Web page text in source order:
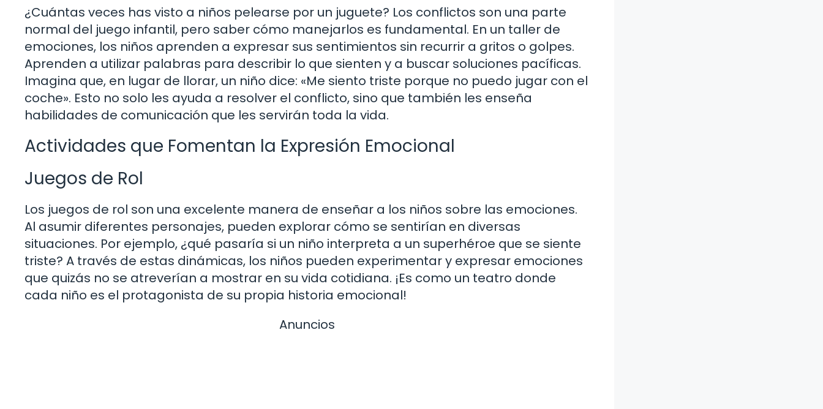
¿Cuántas veces has visto a niños pelearse por un juguete? Los conflictos son una parte
normal del juego infantil, pero saber cómo manejarlos es fundamental. En un taller de
emociones, los niños aprenden a expresar sus sentimientos sin recurrir a gritos o golpes.
Aprenden a utilizar palabras para describir lo que sienten y a buscar soluciones pacíficas.
Imagina que, en lugar de llorar, un niño dice: «Me siento triste porque no puedo jugar con el
coche». Esto no solo les ayuda a resolver el conflicto, sino que también les enseña
habilidades de comunicación que les servirán toda la vida.
Actividades que Fomentan la Expresión Emocional
Juegos de Rol
Los juegos de rol son una excelente manera de enseñar a los niños sobre las emociones.
Al asumir diferentes personajes, pueden explorar cómo se sentirían en diversas
situaciones. Por ejemplo, ¿qué pasaría si un niño interpreta a un superhéroe que se siente
triste? A través de estas dinámicas, los niños pueden experimentar y expresar emociones
que quizás no se atreverían a mostrar en su vida cotidiana. ¡Es como un teatro donde
cada niño es el protagonista de su propia historia emocional!
Anuncios